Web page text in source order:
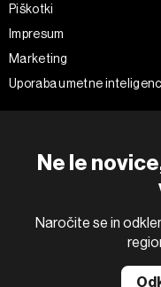
Ne le
Naročite se in
Piškotki
Impresum
Marketing
Uporaba umetne
the BLOOMBERG logo are
Bloomberg Finance L.P.
Bloomberg